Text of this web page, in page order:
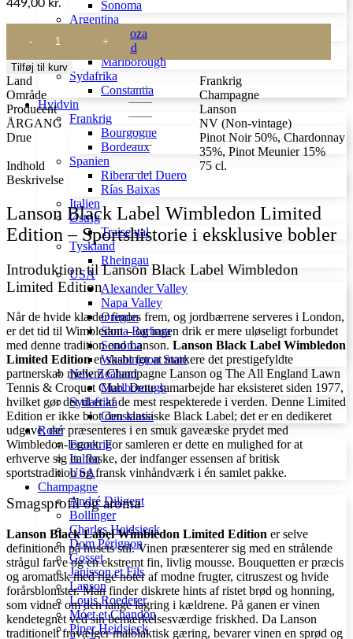
Sonoma
Argentina
Mendoza
New Zealand
Marlborough
Sydafrika
Constantia
Hvidvin
Frankrig
Bourgogne
Bordeaux
Spanien
Ribera del Duero
Rías Baixas
Italien
Østrig
Traisental
Tyskland
Rheingau
USA
Alexander Valley
Napa Valley
Oregon
Santa Barbara
Sonoma
Washington State
New Zealand
Marlborough
Sydafrika
Constantia
Rosé
Frankrig
Italien
USA
Champagne
André Diligent
Bollinger
Charles Heidsieck
Dom Pérignon
Gosset
Janisson et Fils
Lanson
Louis Roederer
Móet et Chandon
Piper Heidsieck
449,00 kr.
Black
Label
Wimbledon
Limited
Edition
antal
Tilføj til kurv
Land
Frankrig
Område
Champagne
Producent
Lanson
ÅRGANG
NV (Non-vintage)
Drue
Pinot Noir 50%, Chardonnay
35%, Pinot Meunier 15%
Indhold
75 cl.
Beskrivelse
Lanson Black Label Wimbledon Limited
Edition – Sportshistorie i eksklusive bobler
Introduktion til Lanson Black Label Wimbledon
Limited Edition
Når de hvide klæder findes frem, og jordbærrene serveres i London,
er det tid til Wimbledon – og ingen drik er mere uløseligt forbundet
med denne tradition end Lanson. Lanson Black Label Wimbledon
Limited Editioner skabt for at markere det prestigefyldte
partnerskab mellem Champagne Lanson og The All England Lawn
Tennis & Croquet Club. Dette samarbejde har eksisteret siden 1977,
hvilket gør det til et af de mest respekterede i verden. Denne Limited
Edition er ikke blot den klassiske Black Label; det er en dedikeret
udgave, der præsenteres i en smuk gaveæske prydet med
Wimbledon-logoet. For samleren er dette en mulighed for at
erhverve sig en flaske, der indfanger essensen af britisk
sportstradition og fransk vinhåndværk i én samlet pakke.
Smagsprofil og aroma
Lanson Black Label Wimbledon Limited Edition er selve
definitionen på husets stil. Vinen præsenterer sig med en strålende
strågul farve og en ekstremt fin, livlig mousse. Bouquetten er præcis
og aromatisk med rige noter af modne frugter, citruszest og hvide
forårsblomster. Man finder diskrete hints af ristet brød og honning,
som vidner om den lange lagring i kældrene. På ganen er vinen
kendetegnet ved sin bemærkelsesværdige friskhed. Da Lanson
traditionelt fravælger malolaktisk gæring, bevarer vinen en sprød og